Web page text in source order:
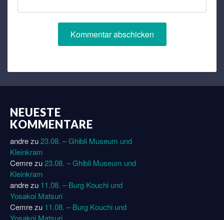
NEUESTE
KOMMENTARE
andrezu23.08. – Ghibli Museum und
Kleinkram
Cemrezu23.08. – Ghibli Museum und
Kleinkram
andrezu 11.08. – Burg Kouchi und
Yosakoi Matsuri
Cemrezu 11.08. – Burg Kouchi und
Yosakoi Matsuri